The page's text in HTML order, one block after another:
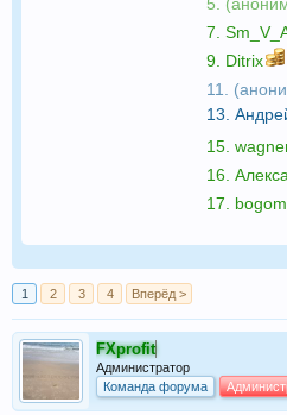
7.
9. Ditrix
11.
13.
15.
16.
17.
1 2 3 4 Вперёд >
FXprofit
Администратор
Команда форума